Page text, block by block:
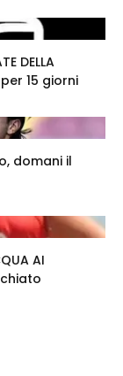
DELLA
15 giorni
domani il
AI